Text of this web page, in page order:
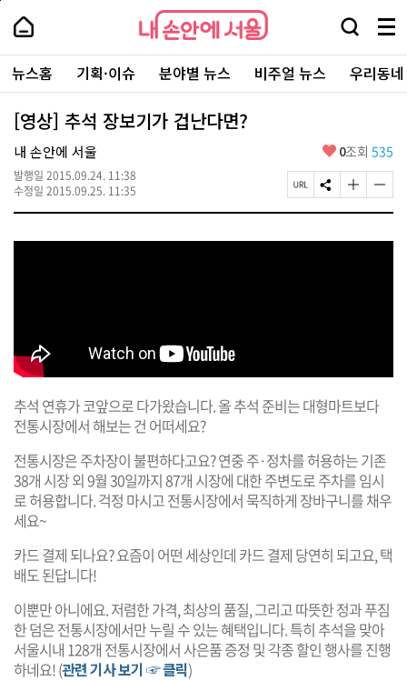
본
로
가
내
손
안
에
서
울
-
서
울
시
대
표
소
포
내
손
에
울
검
창
열
기
메
뉴
전
체
보
주
요
서
뉴스홈 기획·이슈 분야별 뉴스 비주얼 뉴스 우리동
[영상] 추석 장보기가 겁난다면?
내 손안에 서울
발행일 2015.09.24. 11:38
수정일 2015.09.25. 11:35
좋
요
0조회 535
페
이
U
S
N
공
글
자
기
글
자
기
추석 연휴가 코앞으로 다가왔습니다. 올 추석 준비는 대형마트보다
전통시장에서 해보는 건 어떠세요?
전통시장은 주차장이 불편하다고요? 연중 주·정차를 허용하는 기존
38개 시장 외 9월 30일까지 87개 시장에 대한 주변도로 주차를 임시
로 허용합니다. 걱정 마시고 전통시장에서 묵직하게 장바구니를 채우
세요~
카드 결제 되나요? 요즘이 어떤 세상인데 카드 결제 당연히 되고요, 택
배도 된답니다!
이뿐만 아니에요. 저렴한 가격, 최상의 품질, 그리고 따뜻한 정과 푸짐
한 덤은 전통시장에서만 누릴 수 있는 혜택입니다. 특히 추석을 맞아
서울시내 128개 전통시장에서 사은품 증정 및 각종 할인 행사를 진행
하네요! (관련 기사 보기 ☞ 클릭)
페
상
단
로